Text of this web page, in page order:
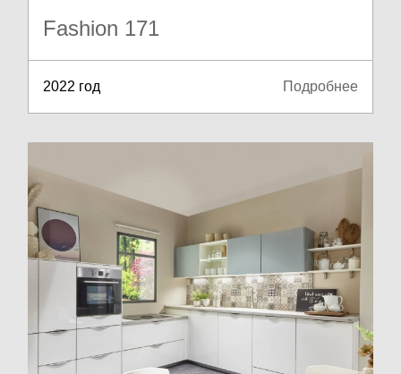
Fashion 171
2022 год Подробнее